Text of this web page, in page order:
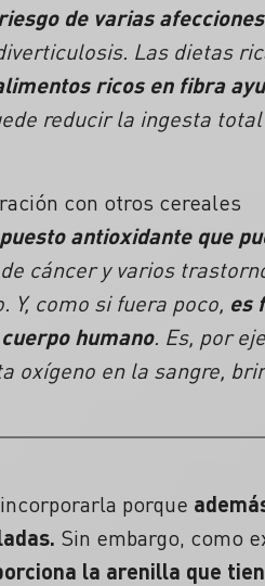
de varias
Las dietas
ricos en fibra
reducir la ingesta
con otros cereales
antioxidante que
cáncer y varios
como si fuera poco, es
humano. Es, por
oxígeno en la sangre,
porque
Sin embargo, como
la arenilla que